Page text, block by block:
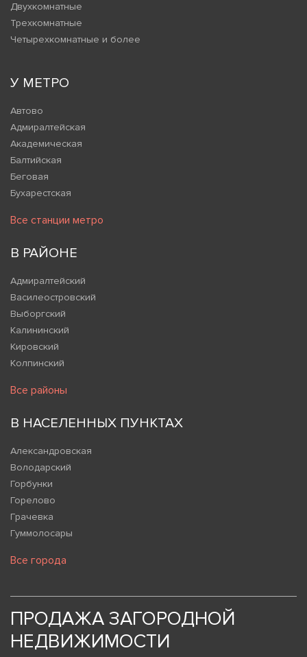
Двухкомнатные
Трехкомнатные
Четырехкомнатные и более
У МЕТРО
Автово
Адмиралтейская
Академическая
Балтийская
Беговая
Бухарестская
Все станции метро
В РАЙОНЕ
Адмиралтейский
Василеостровский
Выборгский
Калининский
Кировский
Колпинский
Все районы
В НАСЕЛЕННЫХ ПУНКТАХ
Александровская
Володарский
Горбунки
Горелово
Грачевка
Гуммолосары
Все города
ПРОДАЖА ЗАГОРОДНОЙ
НЕДВИЖИМОСТИ